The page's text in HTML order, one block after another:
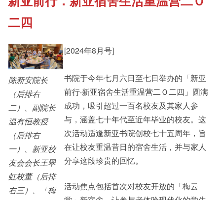
新亚影集
影片库
Cultural Topics
Student Development
Staff Engagement
Alumni Connections
二四
陈新安院长
（后排右
二）、副院长
温有恒教授
（后排右
一）、新亚校
友会会长王翠
虹校董（后排
右三）、「梅
[2024年8月号]
书院于今年七月六日至七日举办的「新亚
前行‧新亚宿舍生活重温营二Ｏ二四」圆满
成功，吸引超过一百名校友及其家人参
与，涵盖七十年代至近年毕业的校友。这
次活动适逢新亚书院创校七十五周年，旨
在让校友重温昔日的宿舍生活，并与家人
分享这段珍贵的回忆。
活动焦点包括首次对校友开放的「梅云